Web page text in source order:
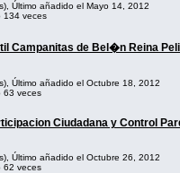
Último añadido el Mayo 14, 2012
134 veces
Campanitas de Bel�n Reina
Último añadido el Octubre 18, 2012
63 veces
Ciudadana y Control
Último añadido el Octubre 26, 2012
62 veces